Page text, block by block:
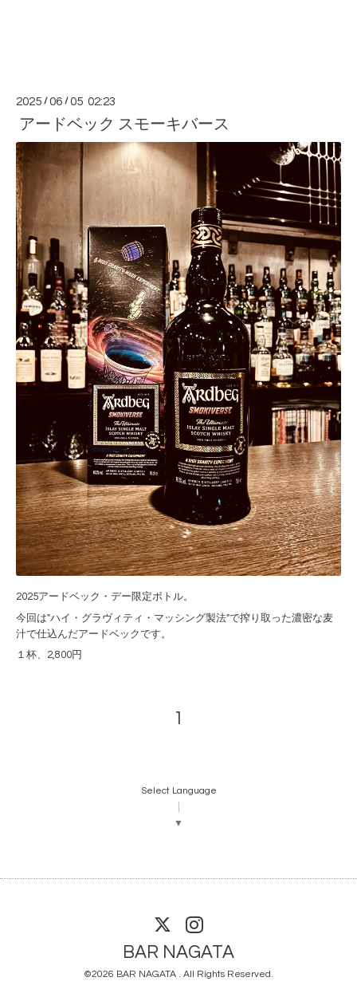
2025 /06 /05 02:23
アードベック スモーキバース
2025アードベック・デー限定ボトル。
今回は"ハイ・グラヴィティ・マッシング製法"で搾り取った濃密な麦
汁で仕込んだアードベックです。
１杯、2,800円
1
Select Language
▼
BAR NAGATA
©2026 BAR NAGATA . All Rights Reserved.